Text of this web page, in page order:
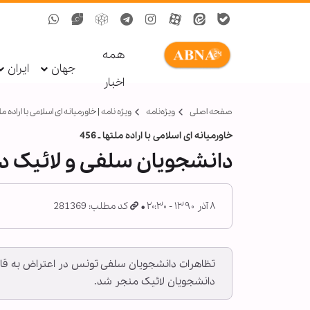
همه
اخبار
جهان ایران
صفحه اصلی ویژه‌نامه‌ ویژه نامه | خاورمیانه‏ ای اسلامی با اراده
خاورمیانه ای اسلامی با اراده ملت‏ها ـ 456
دانشجویان سلفی و
۸ آذر ۱۳۹۰ - ۲۰:۳۰ کد مطلب: 281369
تظاهرات دانشجویان سلفی تونس در اعتراض به
دانشجویان لائیک منجر شد.